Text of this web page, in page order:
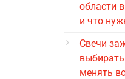
области
и что
Свечи
менять